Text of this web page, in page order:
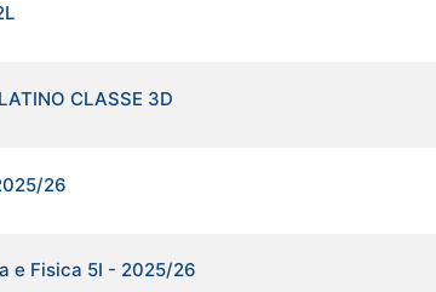
CLASSE 3D
26
e Fisica 5I - 2025/26